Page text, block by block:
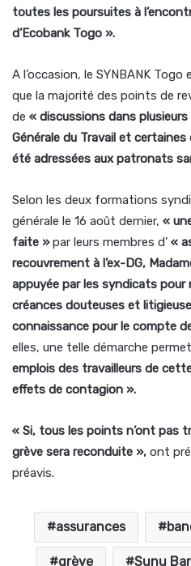
toutes les poursuites à
d’Ecobank Togo ».
A l’occasion, le SYNBANK
que la majorité des points de
de « discussions dans
Générale du Travail et
été adressées aux patronats
Selon les deux formations
générale le 16 août dernier, «
faite »par leurs membres d’ «
recouvrement à l’ex-DG,
appuyée par les syndicats
créances douteuses et
connaissance pour le compte
elles, une telle démarche
emplois des travailleurs de
effets de contagion ».
« Si, tous les points n’ont pas
grève sera reconduite », ont
préavis.
assurances
grève Sunu